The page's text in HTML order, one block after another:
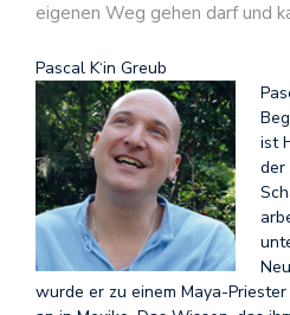
eigenen Weg gehen darf und
Pascal K‘in Greub
ist
der
wurde er zu einem Maya-